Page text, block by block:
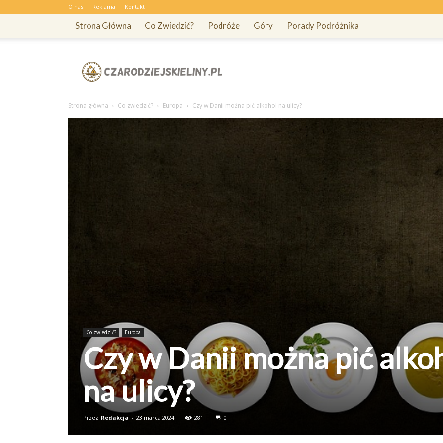
O nas Reklama Kontakt
Strona Główna Co Zwiedzić? Podróże Góry Porady Podróżnika
Strona główna Co zwiedzić? Europa Czy w Danii można pić alkohol na ulicy?
Co zwiedzić? Europa
Czy w Danii można pić
na ulicy?
Przez Redakcja - 23 marca 2024 281 0